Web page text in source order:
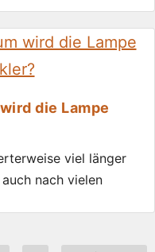
die Lampe
viel länger
nach vielen